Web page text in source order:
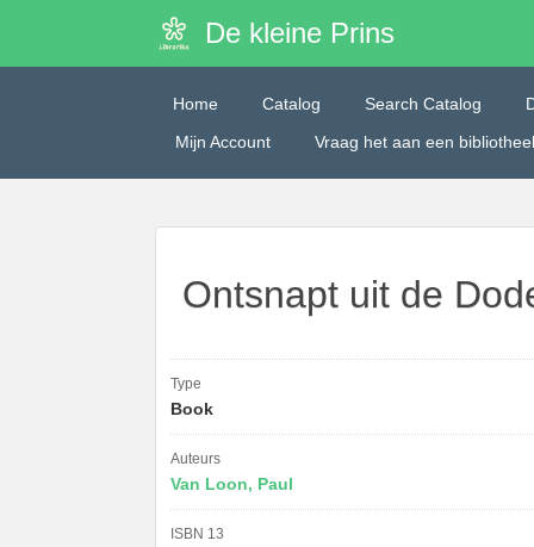
De kleine Prins
Home Catalog Search Catalog
Mijn Account
Vraag het aan een
Ontsnapt uit de
Type
Book
Auteurs
Van Loon, Paul
ISBN 13